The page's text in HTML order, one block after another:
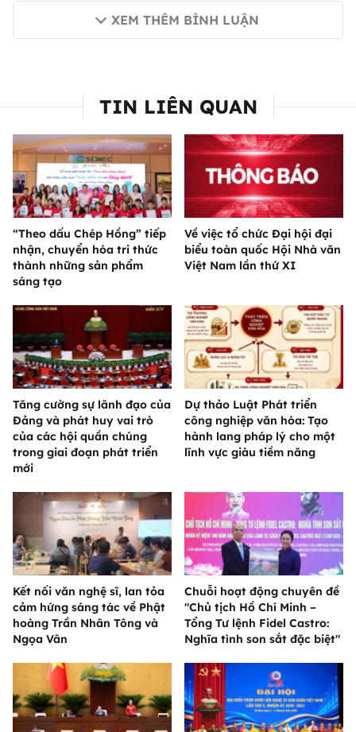
XEM THÊM BÌNH LUẬN
TIN LIÊN QUAN
“Theo dấu Chép Hồng” tiếp
nhận, chuyển hóa tri thức
thành những sản phẩm
sáng tạo
Về việc tổ chức Đại hội đại
biểu toàn quốc Hội Nhà văn
Việt Nam lần thứ XI
Tăng cường sự lãnh đạo của
Đảng và phát huy vai trò
của các hội quần chúng
trong giai đoạn phát triển
mới
Dự thảo Luật Phát triển
công nghiệp văn hóa: Tạo
hành lang pháp lý cho một
lĩnh vực giàu tiềm năng
Kết nối văn nghệ sĩ, lan tỏa
cảm hứng sáng tác về Phật
hoàng Trần Nhân Tông và
Ngọa Vân
Chuỗi hoạt động chuyên đề
"Chủ tịch Hồ Chí Minh –
Tổng Tư lệnh Fidel Castro:
Nghĩa tình son sắt đặc biệt"